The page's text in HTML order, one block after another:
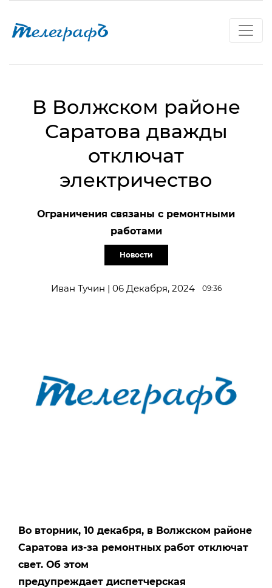
В Волжском районе
Саратова дважды
отключат
электричество
Ограничения связаны с ремонтными
работами
Новости
Иван Тучин | 06 Декабря, 2024 09:36
Во вторник, 10 декабря, в Волжском районе
Саратова из-за ремонтных работ отключат
свет. Об этом
предупреждает диспетчерская